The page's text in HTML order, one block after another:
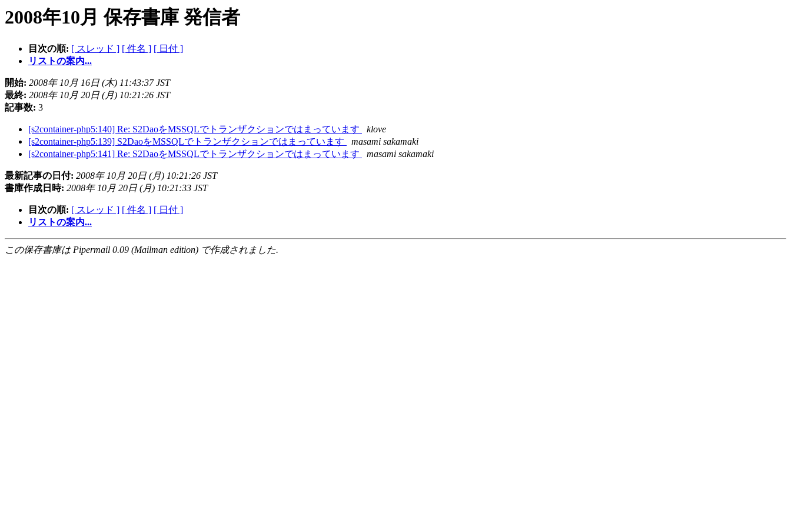
2008年10月 保存書庫 発信者
目次の順: [ スレッド ] [ 件名 ] [ 日付 ]
リストの案内...
開始: 2008年 10月 16日 (木) 11:43:37 JST
最終: 2008年 10月 20日 (月) 10:21:26 JST
記事数: 3
[s2container-php5:140] Re: S2DaoをMSSQLでトランザクションではまっています
klove
[s2container-php5:139] S2DaoをMSSQLでトランザクションではまっています
masami sakamaki
[s2container-php5:141] Re: S2DaoをMSSQLでトランザクションではまっています
masami sakamaki
最新記事の日付: 2008年 10月 20日 (月) 10:21:26 JST
書庫作成日時: 2008年 10月 20日 (月) 10:21:33 JST
目次の順: [ スレッド ] [ 件名 ] [ 日付 ]
リストの案内...
この保存書庫は Pipermail 0.09 (Mailman edition) で作成されました.